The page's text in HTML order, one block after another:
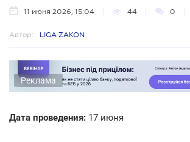
11 июня 2026, 15:04 44 0
Автор: LIGA ZAKON
Реклама
Дата проведения: 17 июня